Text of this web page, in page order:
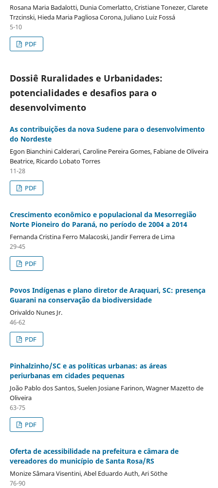
Rosana Maria Badalotti, Dunia Comerlatto, Cristiane Tonezer, Clarete
Trzcinski, Hieda Maria Pagliosa Corona, Juliano Luiz Fossá
5-10
PDF
Dossiê Ruralidades e Urbanidades:
potencialidades e desafios para o
desenvolvimento
As contribuições da nova Sudene para o desenvolvimento
do Nordeste
Egon Bianchini Calderari, Caroline Pereira Gomes, Fabiane de Oliveira
Beatrice, Ricardo Lobato Torres
11-28
PDF
Crescimento econômico e populacional da Mesorregião
Norte Pioneiro do Paraná, no período de 2004 a 2014
Fernanda Cristina Ferro Malacoski, Jandir Ferrera de Lima
29-45
PDF
Povos Indígenas e plano diretor de Araquari, SC: presença
Guarani na conservação da biodiversidade
Orivaldo Nunes Jr.
46-62
PDF
Pinhalzinho/SC e as políticas urbanas: as áreas
periurbanas em cidades pequenas
João Pablo dos Santos, Suelen Josiane Farinon, Wagner Mazetto de
Oliveira
63-75
PDF
Oferta de acessibilidade na prefeitura e câmara de
vereadores do município de Santa Rosa/RS
Monize Sâmara Visentini, Abel Eduardo Auth, Ari Söthe
76-90